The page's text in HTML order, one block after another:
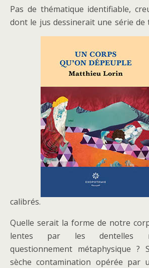
Pas de thématique identifiable,
dont le jus dessinerait une série de
calibrés.
Quelle serait la forme de notre
lentes par les dentelles
questionnement métaphysique ?
sèche contamination opérée par